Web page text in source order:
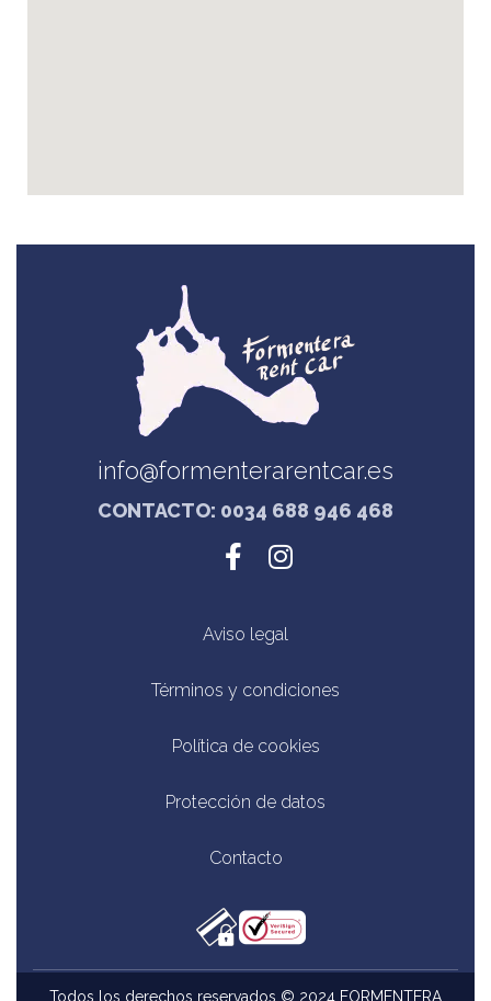
info@formenterarentcar.es
CONTACTO: 0034 688 946 468
Aviso legal
Términos y condiciones
Política de cookies
Protección de datos
Contacto
Todos los derechos reservados © 2024 FORMENTERA